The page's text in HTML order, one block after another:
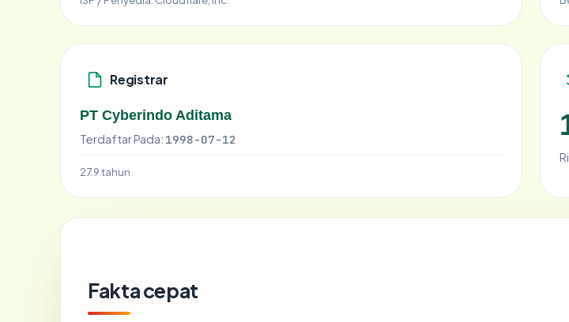
Registrar
PT Cyberindo Aditama
Terdaftar Pada: 1998-07-12
27.9 tahun
Fakta cepat